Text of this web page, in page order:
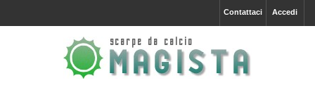
Accedi
Contattaci